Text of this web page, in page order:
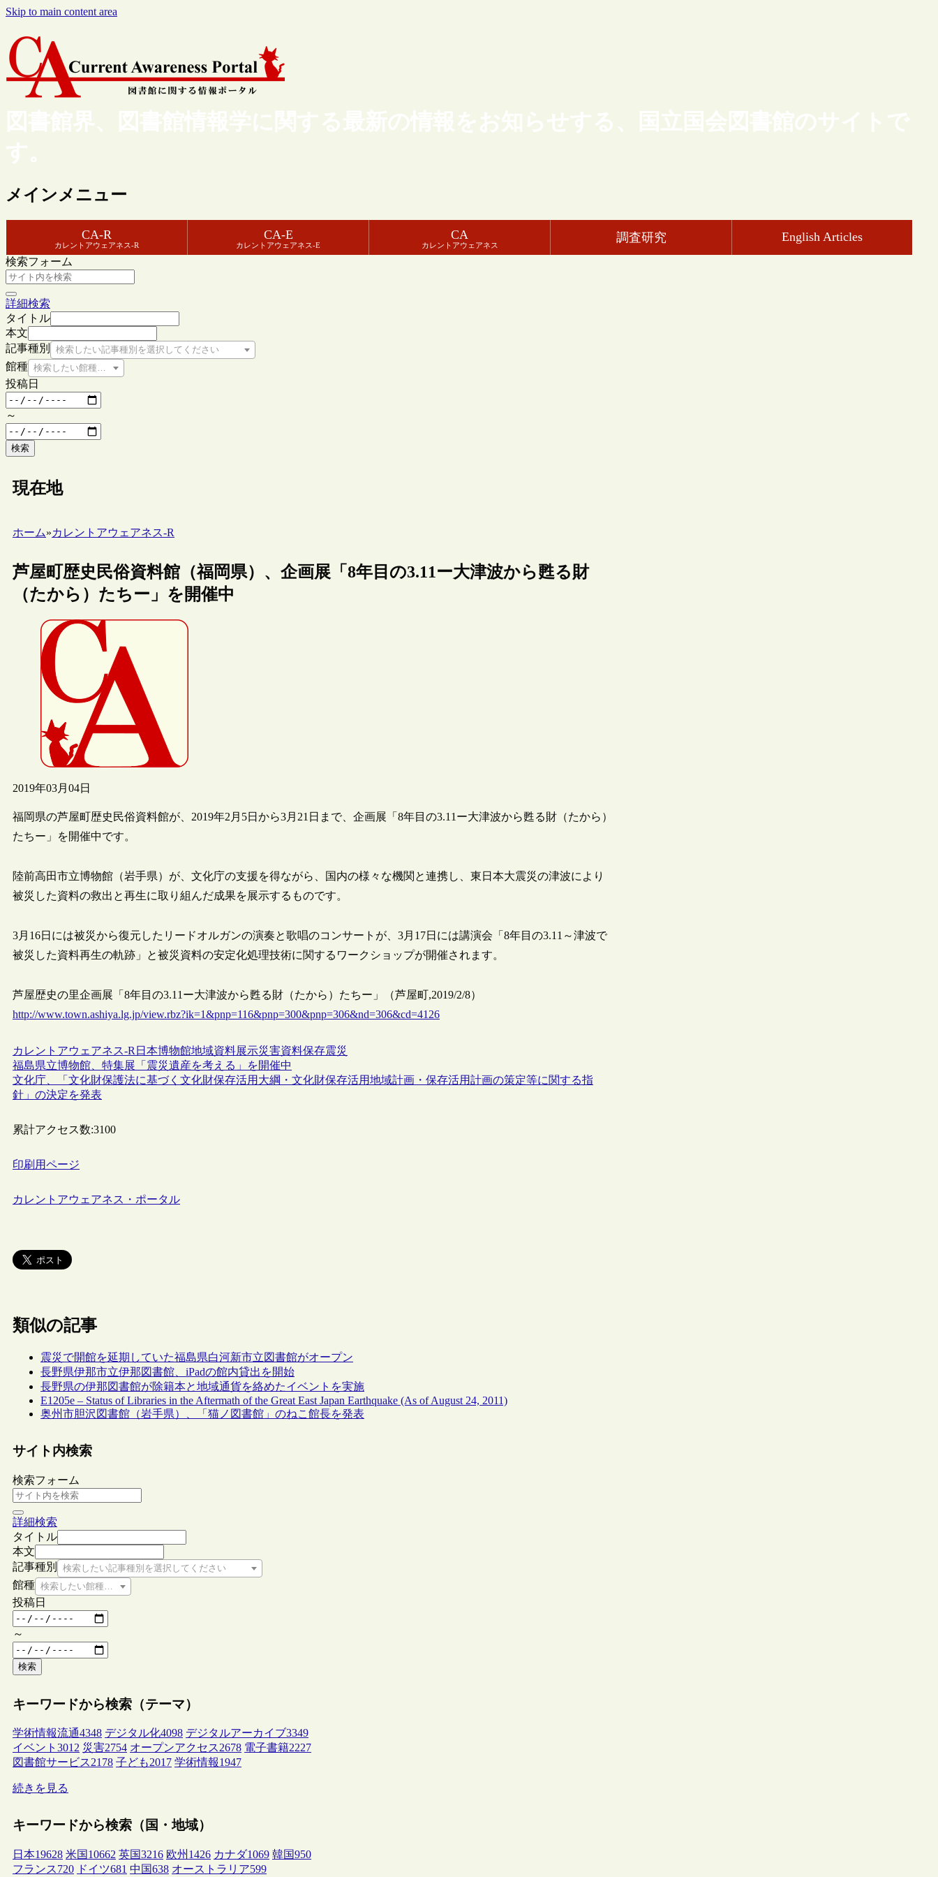
Skip to main content area
図書館界、図書館情報学に関する最新の情報をお知らせする、国立国会図書館のサイトで
す。
メインメニュー
CA-R
カレントアウェアネス-R
CA-E
カレントアウェアネス-E
CA
カレントアウェアネス
調査研究 English Articles
検索フォーム
詳細検索
タイトル
本文
記事種別
検索したい記事種別を選択してください
館種 検索したい館種を選択してください
投稿日
～
検索
現在地
ホーム»カレントアウェアネス-R
芦屋町歴史民俗資料館（福岡県）、企画展「8年目の3.11ー大津波から甦る財
（たから）たちー」を開催中
2019年03月04日
福岡県の芦屋町歴史民俗資料館が、2019年2月5日から3月21日まで、企画展「8年目の3.11ー大津波から甦る財（たから）
たちー」を開催中です。
陸前高田市立博物館（岩手県）が、文化庁の支援を得ながら、国内の様々な機関と連携し、東日本大震災の津波により
被災した資料の救出と再生に取り組んだ成果を展示するものです。
3月16日には被災から復元したリードオルガンの演奏と歌唱のコンサートが、3月17日には講演会「8年目の3.11～津波で
被災した資料再生の軌跡」と被災資料の安定化処理技術に関するワークショップが開催されます。
芦屋歴史の里企画展「8年目の3.11ー大津波から甦る財（たから）たちー」（芦屋町,2019/2/8）
http://www.town.ashiya.lg.jp/view.rbz?ik=1&pnp=116&pnp=300&pnp=306&nd=306&cd=4126
カレントアウェアネス-R 日本博物館地域資料展示災害資料保存震災
福島県立博物館、特集展「震災遺産を考える」を開催中
文化庁、「文化財保護法に基づく文化財保存活用大綱・文化財保存活用地域計画・保存活用計画の策定等に関する指
針」の決定を発表
累計アクセス数:3100
印刷用ページ
カレントアウェアネス・ポータル
類似の記事
震災で開館を延期していた福島県白河新市立図書館がオープン
長野県伊那市立伊那図書館、iPadの館内貸出を開始
長野県の伊那図書館が除籍本と地域通貨を絡めたイベントを実施
E1205e – Status of Libraries in the Aftermath of the Great East Japan Earthquake (As of August 24, 2011)
奥州市胆沢図書館（岩手県）、「猫ノ図書館」のねこ館長を発表
サイト内検索
検索フォーム
詳細検索
タイトル
本文
記事種別
検索したい記事種別を選択してください
館種 検索したい館種を選択してください
投稿日
～
検索
キーワードから検索（テーマ）
学術情報流通4348 デジタル化4098 デジタルアーカイブ3349
イベント 3012 災害2754 オープンアクセス2678 電子書籍2227
図書館サービス2178 子ども2017 学術情報1947
続きを見る
キーワードから検索（国・地域）
日本19628 米国 10662 英国3216 欧州 1426 カナダ1069 韓国950
フランス720 ドイツ681 中国638 オーストラリア599